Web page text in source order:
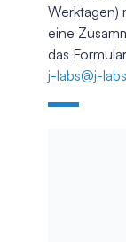
Werktagen)
eine
das
j-labs@j-